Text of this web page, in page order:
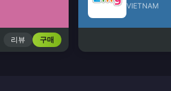
리뷰 구매
VIETNAM